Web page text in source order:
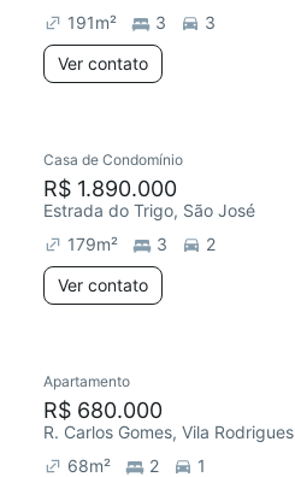
191m² 3
3
Ver contato
Casa de Condomínio
R$ 1.890.000
Estrada do Trigo, São José
179m² 3
2
Ver contato
Apartamento
R$ 680.000
R. Carlos Gomes, Vila Rodrigues
68m² 2
1